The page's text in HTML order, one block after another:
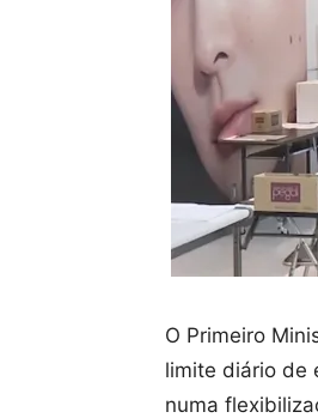
O Primeiro
limite diário de
numa